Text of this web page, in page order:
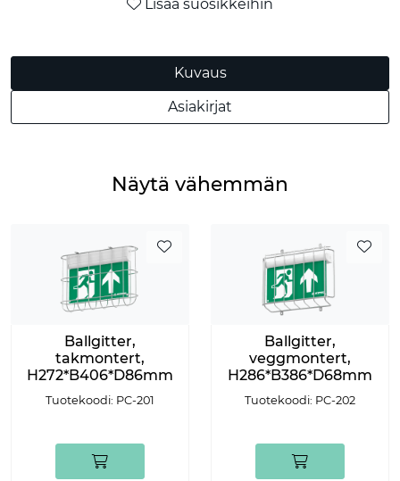
Lisää suosikkeihin
Kuvaus
Asiakirjat
Näytä vähemmän
Ballgitter,
takmontert,
H272*B406*D86mm
Tuotekoodi: PC-201
Ballgitter,
veggmontert,
H286*B386*D68mm
Tuotekoodi: PC-202